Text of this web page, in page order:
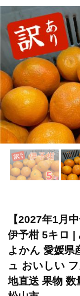
【2027年1月
伊予柑 5キロ |
よかん 愛媛県
ュ おいしい
地直送 果物